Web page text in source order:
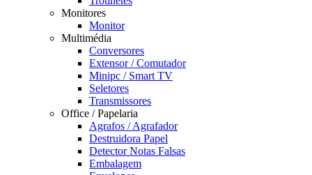
Monitores
Monitor
Multimédia
Conversores
Extensor / Comutador
Minipc / Smart TV
Seletores
Transmissores
Office / Papelaria
Agrafos / Agrafador
Destruidora Papel
Detector Notas Falsas
Embalagem